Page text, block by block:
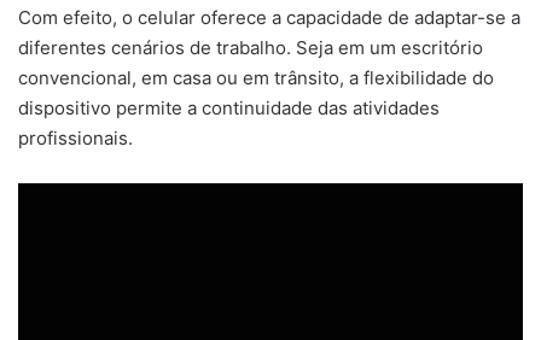
Com efeito, o celular oferece a capacidade de adaptar-se a
diferentes cenários de trabalho. Seja em um escritório
convencional, em casa ou em trânsito, a flexibilidade do
dispositivo permite a continuidade das atividades
profissionais.